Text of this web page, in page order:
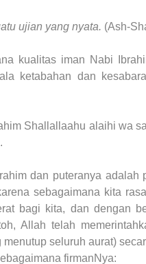
ujian yang nyata. (Ash-
kualitas iman Nabi
ketabahan dan
Shallallaahu alaihi wa
dan puteranya adalah
sebagaimana kita
bagi kita, dan dengan
Allah telah
seluruh aurat)
firmanNya: